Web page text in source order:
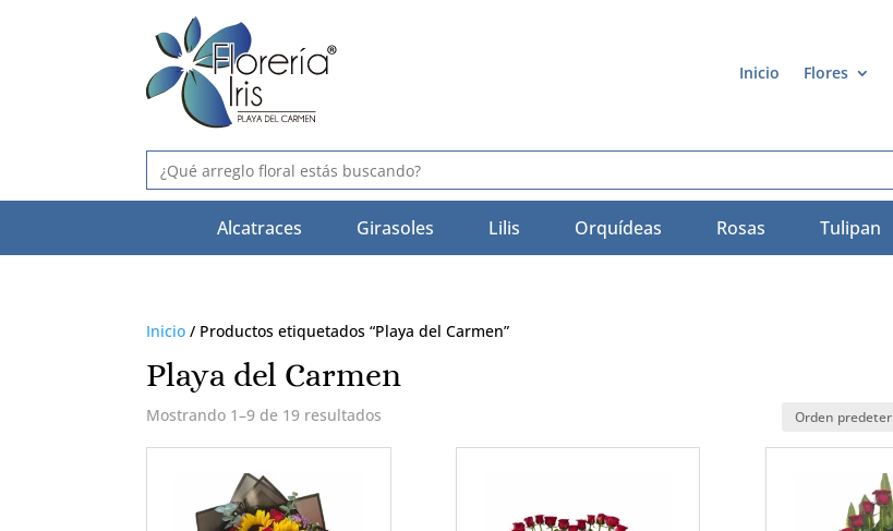
Inicio Flores
Buscar:
Alcatraces Girasoles Lilis Orquídeas Rosas Tulipan
Inicio / Productos etiquetados “Playa del Carmen”
Playa del Carmen
Mostrando 1–9 de 19 resultados